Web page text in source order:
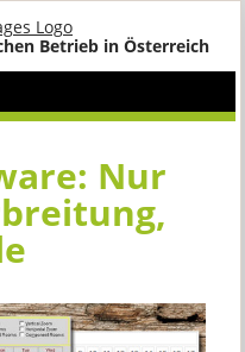
Betrieb in Österreich
Nur